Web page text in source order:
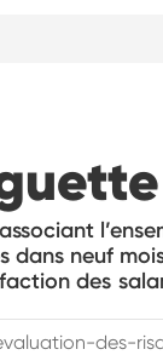
dans neuf
des
des-